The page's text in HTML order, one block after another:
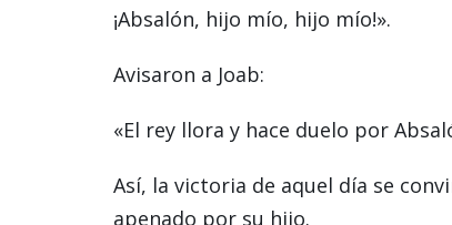
¡Absalón, hijo mío, hijo mío!».
Avisaron a Joab:
«El rey llora y hace duelo por
Así, la victoria de aquel día se
apenado por su hijo.